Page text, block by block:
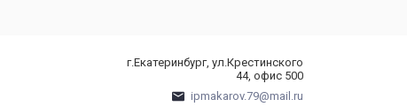
г.Екатеринбург, ул.Крестинского
44, офис 500
ipmakarov.79@mail.ru